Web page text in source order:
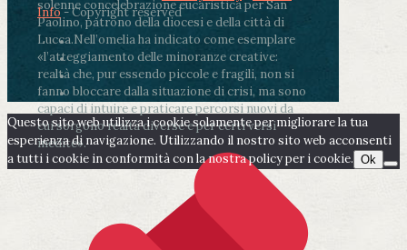
solenne concelebrazione eucaristica per San
Paolino, patrono della diocesi e della città di
Lucca.Nell’omelia ha indicato come esemplare
«l’atteggiamento delle minoranze creative:
realtà che, pur essendo piccole e fragili, non si
fanno bloccare dalla situazione di crisi, ma sono
capaci di intuire e praticare percorsi nuovi da
cui sorgono realtà diverse e per certi versi
inedite».
Info- Copyright reserved
Questo sito web utilizza i cookie solamente per migliorare la tua
esperienza di navigazione. Utilizzando il nostro sito web acconsenti
a tutti i cookie in conformità con la nostra policy per i cookie. Ok